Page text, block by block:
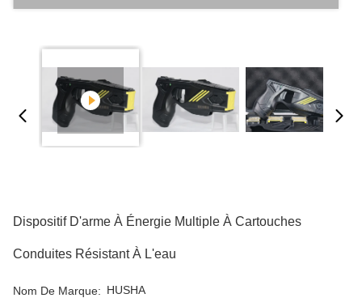
Dispositif D'arme À Énergie Multiple À Cartouches
Conduites Résistant À L'eau
Nom De Marque: HUSHA